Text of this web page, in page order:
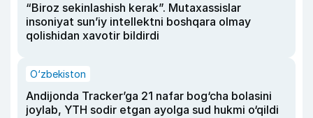
“Biroz sekinlashish kerak”. Mutaxassislar
insoniyat sun’iy intellektni boshqara olmay
qolishidan xavotir bildirdi
O‘zbekiston
Andijonda Tracker’ga 21 nafar bog‘cha bolasini
joylab, YTH sodir etgan ayolga sud hukmi o‘qildi